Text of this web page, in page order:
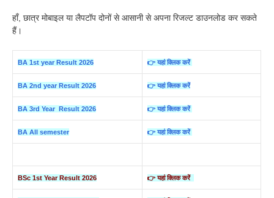
हाँ, छात्र मोबाइल या लैपटॉप दोनों से आसानी से अपना रिजल्ट डाउनलोड कर सकते
हैं।
BA 1st year Result 2026 👉 यहां क्लिक करें
BA 2nd year Result 2026 👉 यहां क्लिक करें
BA 3rd Year Result 2026 👉 यहां क्लिक करें
BA All semester 👉 यहां क्लिक करें
BSc 1st Year Result 2026 👉 यहां क्लिक करें